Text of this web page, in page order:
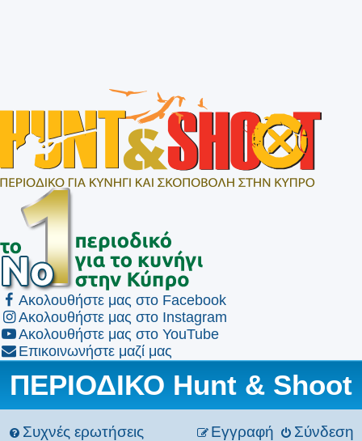
Ακολουθήστε μας στο Facebook
Ακολουθήστε μας στο Instagram
Ακολουθήστε μας στο YouTube
Επικοινωνήστε μαζί μας
ΠΕΡΙΟΔΙΚΟ Hunt & Shoot
Συχνές ερωτήσεις Σύνδεση
Εγγραφή